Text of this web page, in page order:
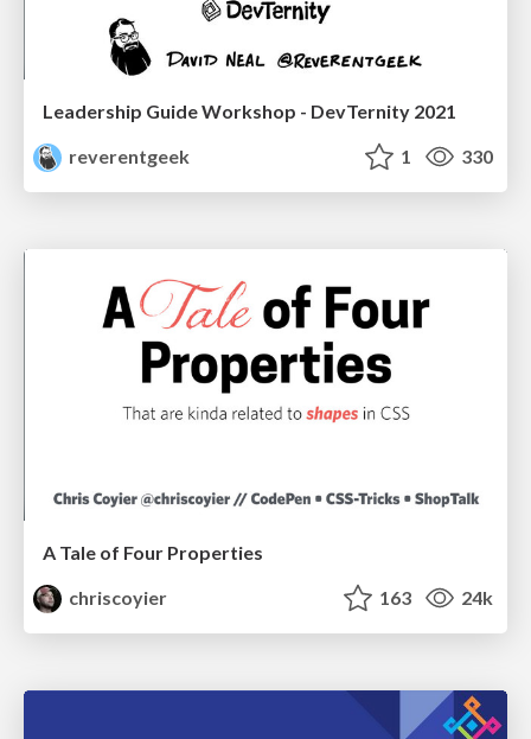
Leadership Guide Workshop - DevTernity 2021
reverentgeek
1 330
A Tale of Four Properties
chriscoyier
163 24k